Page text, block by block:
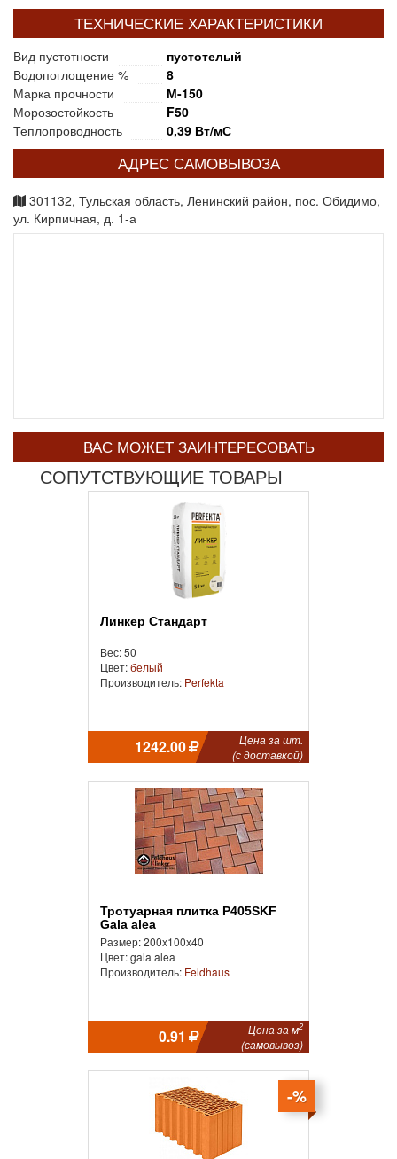
ТЕХНИЧЕСКИЕ ХАРАКТЕРИСТИКИ
Вид пустотности
пустотелый
Водопоглощение %
8
Марка прочности
М-150
Морозостойкость
F50
Теплопроводность
0,39 Вт/мС
АДРЕС САМОВЫВОЗА
301132, Тульская область, Ленинский район, пос. Обидимо,
ул. Кирпичная, д. 1-а
ВАС МОЖЕТ ЗАИНТЕРЕСОВАТЬ
СОПУТСТВУЮЩИЕ ТОВАРЫ
Линкер Стандарт
Вес: 50
Цвет:белый
Производитель: Perfekta
1242.00
Цена за шт.
(с доставкой)
Тротуарная плитка P405SKF
Gala alea
Размер: 200x100x40
Цвет: gala alea
Производитель: Feldhaus
0.91 Цена за м2
(самовывоз)
-%